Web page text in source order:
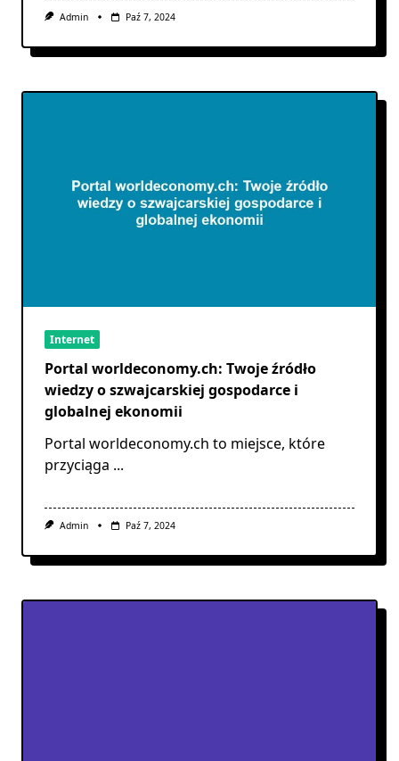
Admin Paź 7, 2024
Internet
Portal worldeconomy.ch: Twoje źródło
wiedzy o szwajcarskiej gospodarce i
globalnej ekonomii
Portal worldeconomy.ch to miejsce, które
przyciąga ...
Admin Paź 7, 2024